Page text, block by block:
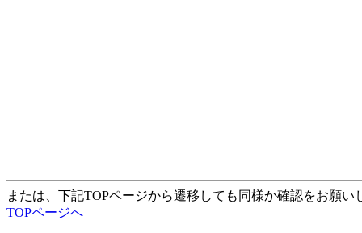
または、下記TOPページから遷移しても同様か確認をお願い
TOPページへ